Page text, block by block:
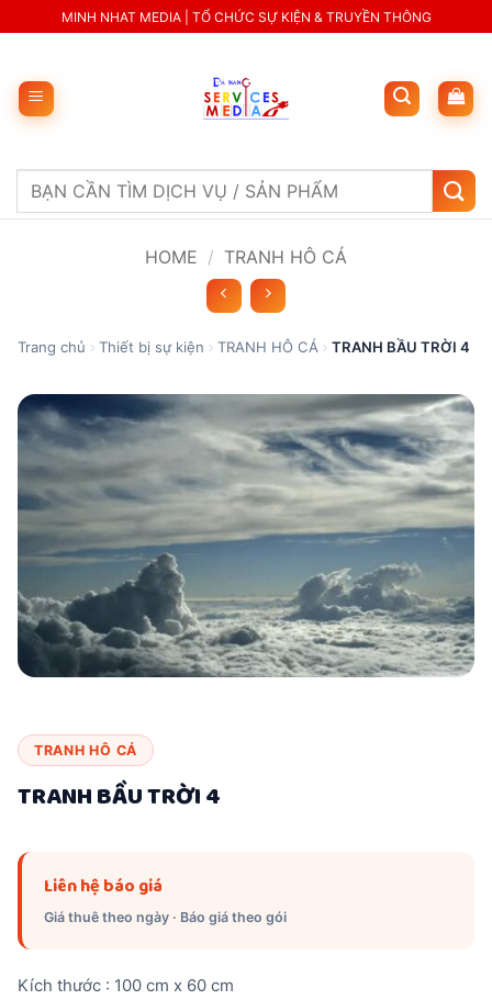
to
MINH NHAT MEDIA | TỔ CHỨC SỰ KIỆN & TRUYỀN THÔNG
Search
HOME / TRANH HÔ CÁ
Trang chủ Thiết bị sự kiện TRANH HÔ CÁ TRANH BẦU TRỜI 4
TRANH HÔ CÁ
TRANH BẦU TRỜI 4
Liên hệ báo giá
Giá thuê theo ngày · Báo giá theo gói
Kích thước : 100 cm x 60 cm